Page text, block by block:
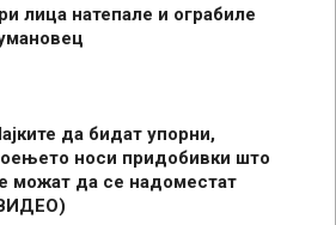
лица натепале и ограбиле
да бидат упорни,
носи придобивки што
можат да се надоместат